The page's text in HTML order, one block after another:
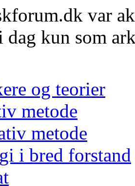
var
dag kun som
og teorier
metode
metode
i bred forstand